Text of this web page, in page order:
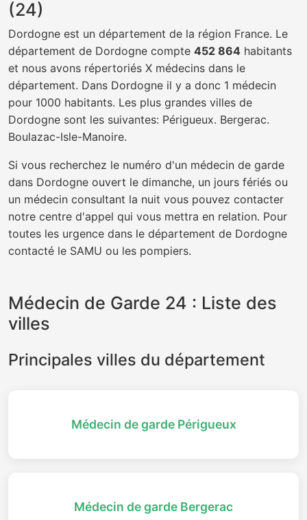
(24)
Dordogne est un département de la région France. Le
département de Dordogne compte 452 864 habitants
et nous avons répertoriés X médecins dans le
département. Dans Dordogne il y a donc 1 médecin
pour 1000 habitants. Les plus grandes villes de
Dordogne sont les suivantes: Périgueux. Bergerac.
Boulazac-Isle-Manoire.
Si vous recherchez le numéro d'un médecin de garde
dans Dordogne ouvert le dimanche, un jours fériés ou
un médecin consultant la nuit vous pouvez contacter
notre centre d'appel qui vous mettra en relation. Pour
toutes les urgence dans le département de Dordogne
contacté le SAMU ou les pompiers.
Médecin de Garde 24 : Liste des
villes
Principales villes du département
Médecin de garde Périgueux
Médecin de garde Bergerac